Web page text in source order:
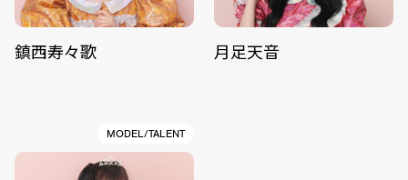
鎮西寿々歌 月足天音
MODEL/TALENT